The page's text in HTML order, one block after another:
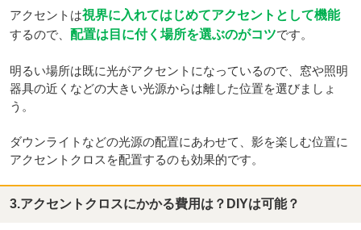
アクセントは視界に入れてはじめてアクセントとして機能
するので、 配置は目に付く場所を選ぶのがコツです。
明るい場所は既に光がアクセントになっているので、窓や照明
器具の近くなどの大きい光源からは離した位置を選びましょ
う。
ダウンライトなどの光源の配置にあわせて、影を楽しむ位置に
アクセントクロスを配置するのも効果的です。
3.アクセントクロスにかかる費用は？DIYは可能？